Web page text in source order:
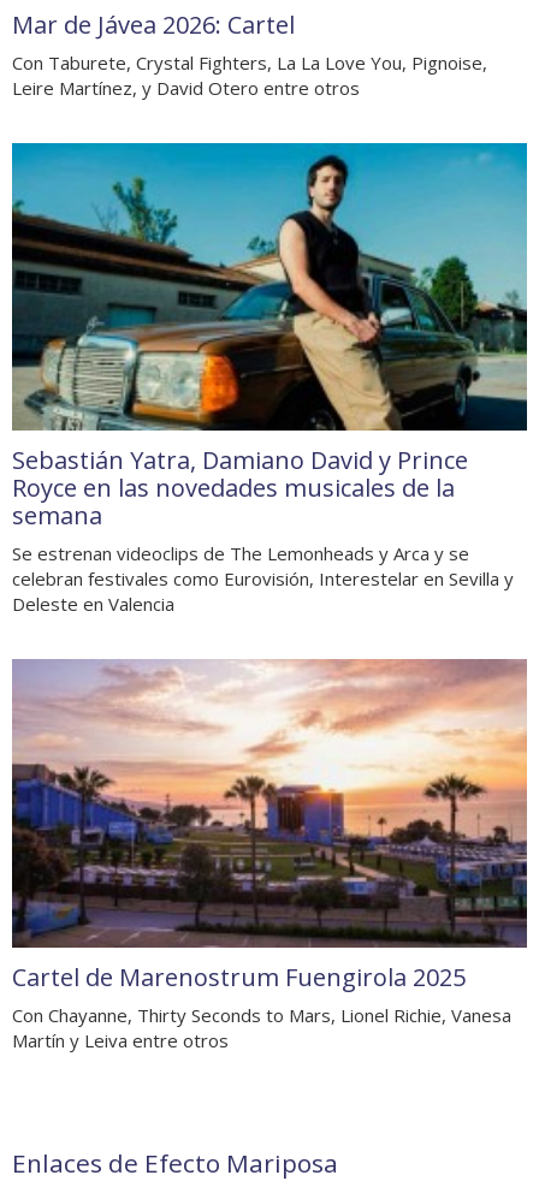
Mar de Jávea 2026: Cartel
Con Taburete, Crystal Fighters, La La Love You, Pignoise,
Leire Martínez, y David Otero entre otros
Sebastián Yatra, Damiano David y Prince
Royce en las novedades musicales de la
semana
Se estrenan videoclips de The Lemonheads y Arca y se
celebran festivales como Eurovisión, Interestelar en Sevilla y
Deleste en Valencia
Cartel de Marenostrum Fuengirola 2025
Con Chayanne, Thirty Seconds to Mars, Lionel Richie, Vanesa
Martín y Leiva entre otros
Enlaces de Efecto Mariposa